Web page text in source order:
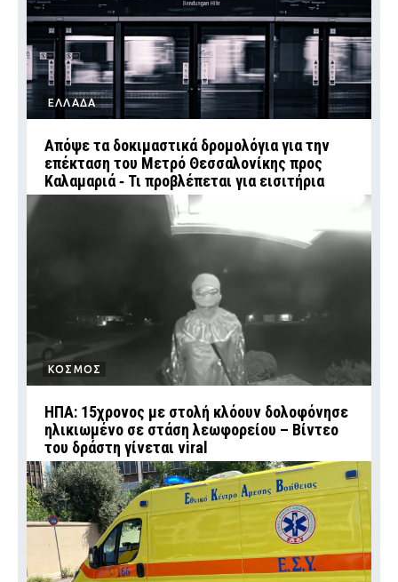
ΕΛΛΑΔΑ
Απόψε τα δοκιμαστικά δρομολόγια για την
επέκταση του Μετρό Θεσσαλονίκης προς
Καλαμαριά ‑ Τι προβλέπεται για εισιτήρια
ΚΟΣΜΟΣ
ΗΠΑ: 15χρονος με στολή κλόουν δολοφόνησε
ηλικιωμένο σε στάση λεωφορείου – Βίντεο
του δράστη γίνεται viral